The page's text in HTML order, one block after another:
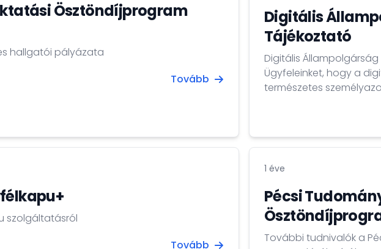
Ösztöndíjprogram
hallgatói pályázata
Tovább
Digitális
Tájékoztató
Digitális Állampolgárság Program
Ügyfeleinket, hogy a
természetes
szolgáltatásról
Tovább
1 éve
Pécsi
További tudnivalók a